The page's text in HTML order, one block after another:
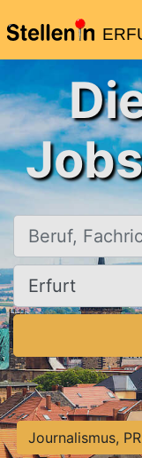
Beruf,
Ort, Stadt
Journalismus,